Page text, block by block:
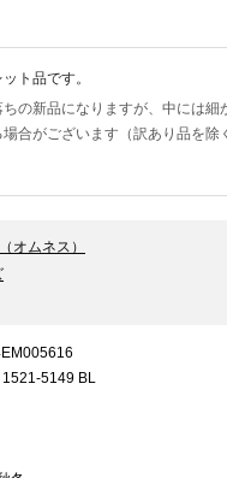
ト品です。
の新品になりますが、中には細
合がございます（訳あり品を除
（オムネス）
1521-5149 BL